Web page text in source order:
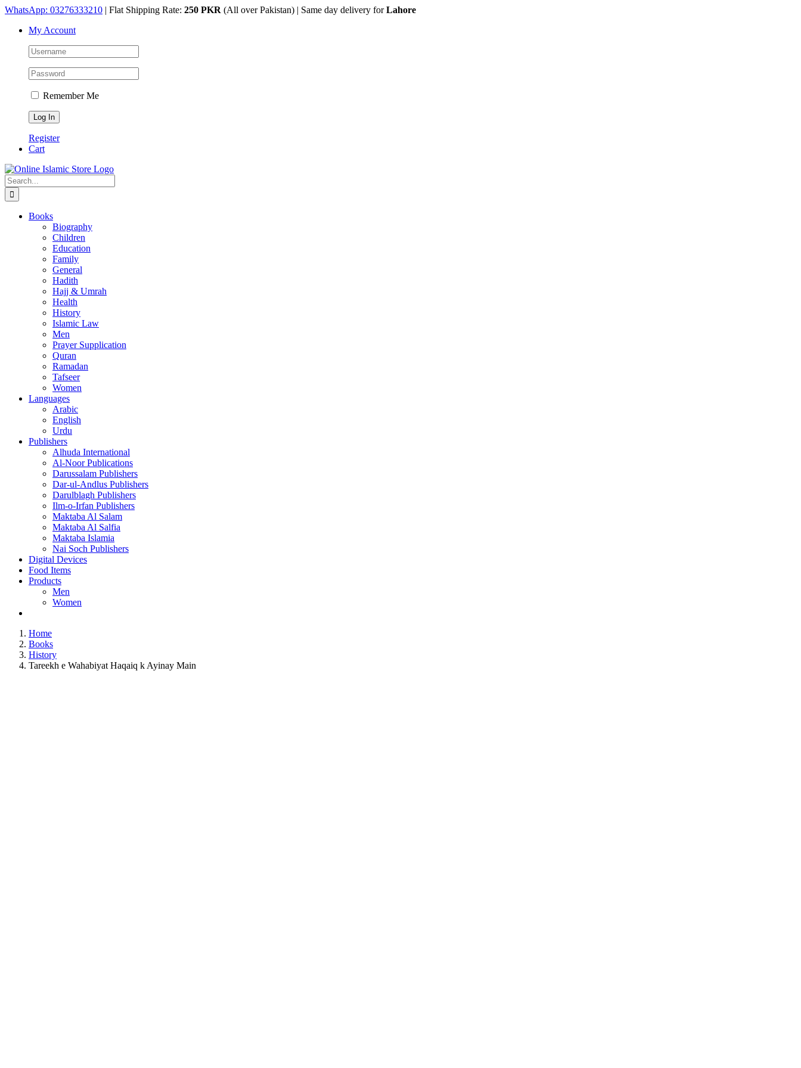
Skip
content
WhatsApp: 03276333210 | Flat Shipping Rate: 250 PKR (All over Pakistan) | Same day delivery forLahore
My Account
Remember Me
Register
Cart
Search
for:
Books
Biography
Children
Education
Family
General
Hadith
Hajj & Umrah
Health
History
Islamic Law
Men
Prayer Supplication
Quran
Ramadan
Tafseer
Women
Languages
Arabic
English
Urdu
Publishers
Alhuda International
Al-Noor Publications
Darussalam Publishers
Dar-ul-Andlus Publishers
Darulblagh Publishers
Ilm-o-Irfan Publishers
Maktaba Al Salam
Maktaba Al Salfia
Maktaba Islamia
Nai Soch Publishers
Digital Devices
Food Items
Products
Men
Women
Home
Books
History
Tareekh e Wahabiyat Haqaiq k Ayinay Main